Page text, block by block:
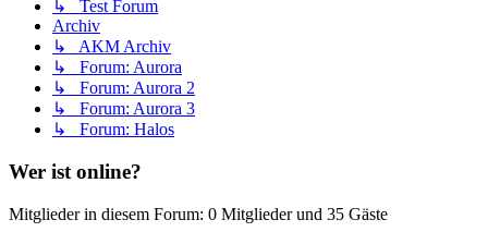
↳ Test Forum
Archiv
↳ AKM Archiv
↳ Forum: Aurora
↳ Forum: Aurora 2
↳ Forum: Aurora 3
↳ Forum: Halos
Wer ist online?
Mitglieder in diesem Forum: 0 Mitglieder und 35 Gäste